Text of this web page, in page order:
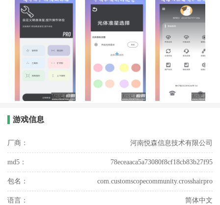
游戏信息
厂商： 河南悦森信息技术有限公司
md5： 78eceaaca5a73080f8cf18cb83b27f95
包名： com.customscopecommunity.crosshairpro
语言： 简体中文